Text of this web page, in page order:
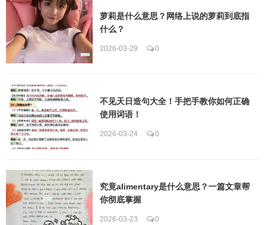
萝莉是什么意思？网络上说的萝莉到底指
什么？
2026-03-29 0
不见天日造句大全！手把手教你如何正确
使用词语！
2026-03-24 0
究竟alimentary是什么意思？一篇文章帮
你彻底掌握
2026-03-23 0